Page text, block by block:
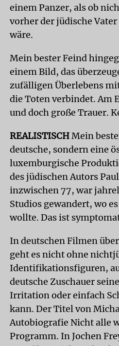
einem Panzer, als ob
vorher der jüdische
wäre.
Mein bester Feind
einem Bild, das
zufälligen Überlebens
die Toten verbindet. Am
und doch große Trauer.
REALISTISCHMein
deutsche, sondern eine
luxemburgische
des jüdischen Autors
inzwischen 77, war
Studios gewandert, wo
wollte. Das ist
In deutschen Filmen
geht es nicht ohne
Identifikationsfiguren,
deutsche Zuschauer
Irritation oder einfach
kann. Der Titel von
Autobiografie Nicht alle
Programm. In Jochen